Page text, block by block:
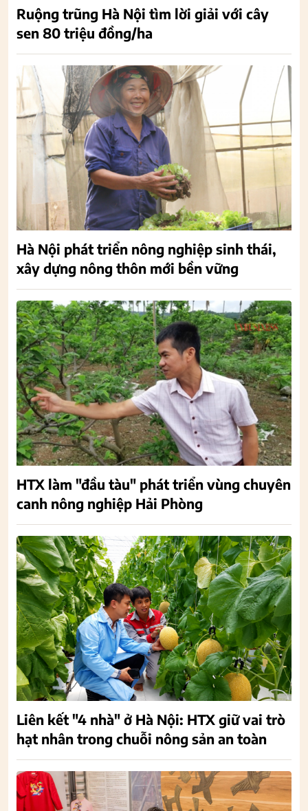
Ruộng trũng Hà Nội tìm lời giải với cây
sen 80 triệu đồng/ha
Hà Nội phát triển nông nghiệp sinh thái,
xây dựng nông thôn mới bền vững
HTX làm "đầu tàu" phát triển vùng chuyên
canh nông nghiệp Hải Phòng
Liên kết "4 nhà" ở Hà Nội: HTX giữ vai trò
hạt nhân trong chuỗi nông sản an toàn